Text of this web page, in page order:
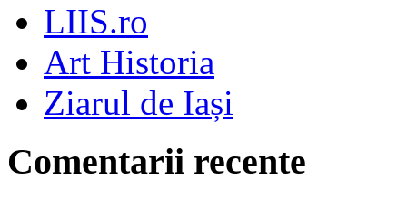
LIIS.ro
Art Historia
Ziarul de Iași
Comentarii recente